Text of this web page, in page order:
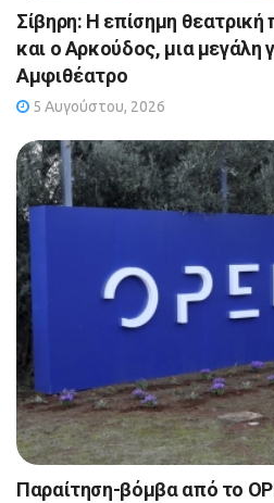
Σίβηρη: Η επίσημη
και ο Αρκούδος, μια μεγάλη
Αμφιθέατρο
5 Αυγούστου, 2026
Παραίτηση-βόμβα από το